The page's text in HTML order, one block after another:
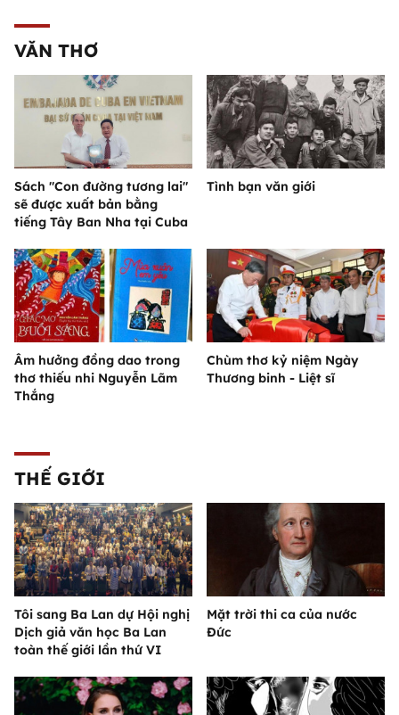
VĂN THƠ
Sách "Con đường tương lai"
sẽ được xuất bản bằng
tiếng Tây Ban Nha tại Cuba
Tình bạn văn giới
Âm hưởng đồng dao trong
thơ thiếu nhi Nguyễn Lãm
Thắng
Chùm thơ kỷ niệm Ngày
Thương binh - Liệt sĩ
THẾ GIỚI
Tôi sang Ba Lan dự Hội nghị
Dịch giả văn học Ba Lan
toàn thế giới lần thứ VI
Mặt trời thi ca của nước
Đức